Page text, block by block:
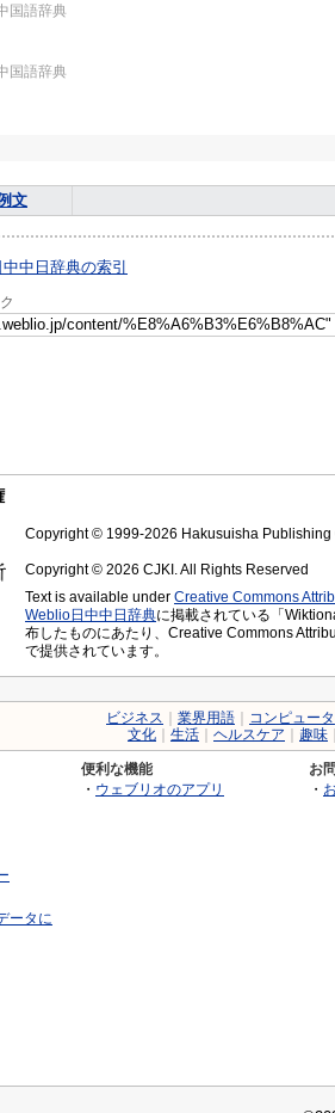
国語辞典
国語辞典
文
中日辞典の索引
Copyright © 1999-2026 Hakusuisha Publishing
Copyright © 2026 CJKI. All Rights Reserved
Text is available under Creative Commons
Weblio日中中日辞典に掲載されている「
布したものにあたり、Creative Commons
で提供されています。
ビジネス 業界用語 コンピュータ
文化
生活 ヘルスケア 趣味
ータに
便利な機能
・ ウェブリオのアプリ
お
・